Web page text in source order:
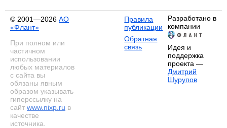
© 2001—2026 АО
«Флант»
При полном или
частичном
использовании
любых материалов
с сайта вы
обязаны явным
образом указывать
гиперссылку на
сайт www.nixp.ru в
качестве
источника.
Правила
публикации
Обратная
связь
Разработано в
компании
Идея и
поддержка
проекта —
Дмитрий
Шурупов